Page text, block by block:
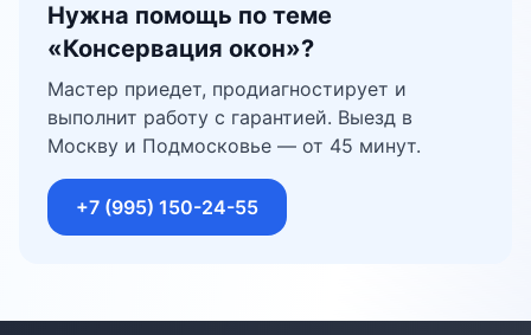
Нужна помощь по теме
«Консервация окон»?
Мастер приедет, продиагностирует и
выполнит работу с гарантией. Выезд в
Москву и Подмосковье — от 45 минут.
+7 (995) 150-24-55